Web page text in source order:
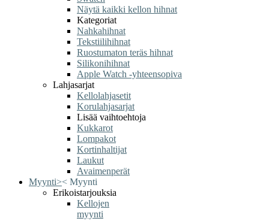
Näytä kaikki kellon hihnat
Kategoriat
Nahkahihnat
Tekstiilihihnat
Ruostumaton teräs hihnat
Silikonihihnat
Apple Watch -yhteensopiva
Lahjasarjat
Kellolahjasetit
Korulahjasarjat
Lisää vaihtoehtoja
Kukkarot
Lompakot
Kortinhaltijat
Laukut
Avaimenperät
Myynti>< Myynti
Erikoistarjouksia
Kellojen
myynti